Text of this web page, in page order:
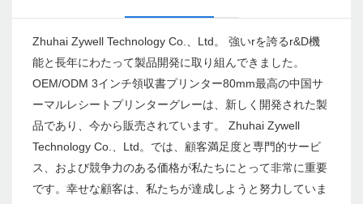
Zhuhai Zywell Technology Co.、Ltd。 強いrを誇るr&D機
能と長年にわたって製品開発に取り組んできました。
OEM/ODM 3インチ領収書プリンター80mm最高の中国サ
ーマルレシートプリンターグレーは、新しく開発された製
品であり、今から販売されています。 Zhuhai Zywell
Technology Co.、Ltd。では、顧客満足度と専門的サービ
ス、および競争力のある価格が私たちにとって非常に重要
です。幸せな顧客は、私たちが達成しようと努力していま